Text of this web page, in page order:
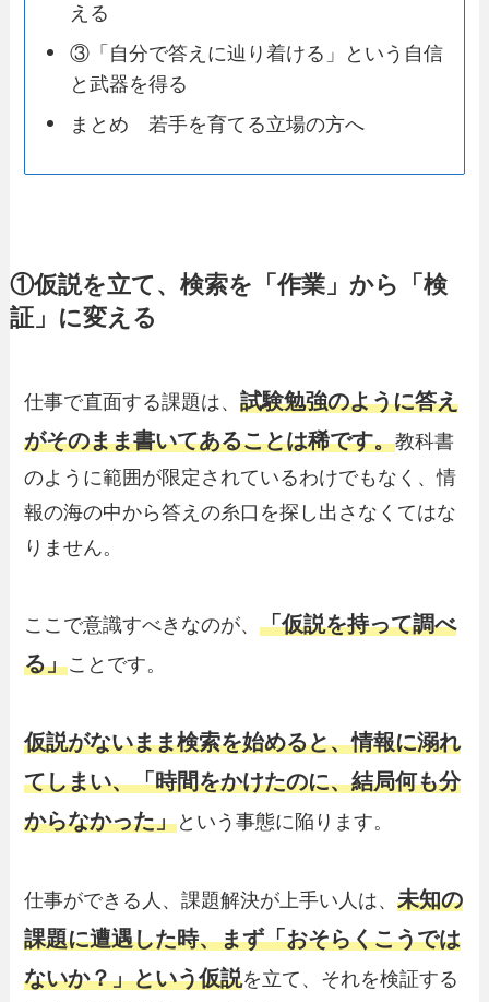
える
③「自分で答えに辿り着ける」という自信
と武器を得る
まとめ 若手を育てる立場の方へ
①仮説を立て、検索を「作業」から「検
証」に変える
仕事で直面する課題は、試験勉強のように答え
がそのまま書いてあることは稀です。教科書
のように範囲が限定されているわけでもなく、情
報の海の中から答えの糸口を探し出さなくてはな
りません。
ここで意識すべきなのが、「仮説を持って調べ
る」ことです。
仮説がないまま検索を始めると、情報に溺れ
てしまい、「時間をかけたのに、結局何も分
からなかった」という事態に陥ります。
仕事ができる人、課題解決が上手い人は、未知の
課題に遭遇した時、まず「おそらくこうでは
ないか？」という仮説を立て、それを検証する